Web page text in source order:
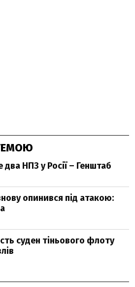
НПЗ у Росії – Генштаб
опинився під атакою:
суден тіньового флоту